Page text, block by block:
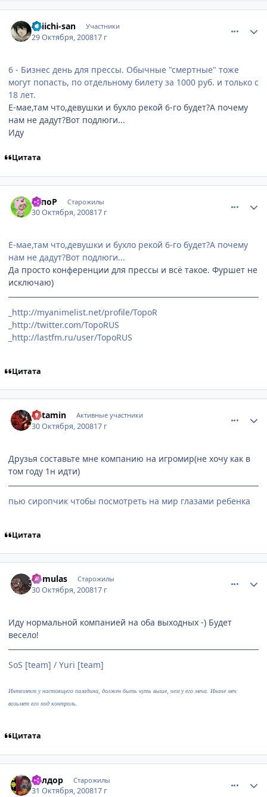
Keiichi-san Участники
29 Октября, 200817 г
6 - Бизнес день для прессы. Обычные "смертные" тоже
могут попасть, по отдельному билету за 1000 руб. и только с
18 лет.
Е-мае,там что,девушки и бухло рекой 6-го будет?А почему
нам не дадут?Вот подлюги...
Иду
Цитата
ТопоР Старожилы
30 Октября, 200817 г
Е-мае,там что,девушки и бухло рекой 6-го будет?А почему
нам не дадут?Вот подлюги...
Да просто конференции для прессы и всё такое. Фуршет не
исключаю)
_http://myanimelist.net/profile/TopoR
_http://twitter.com/TopoRUS
_http://lastfm.ru/user/TopoRUS
Цитата
Ketamin Активные участники
30 Октября, 200817 г
Друзья составьте мне компанию на игромир(не хочу как в
том году 1н идти)
пью сиропчик чтобы посмотреть на мир глазами ребенка
Цитата
Romulas Старожилы
30 Октября, 200817 г
Иду нормальной компанией на оба выходных -) Будет
весело!
SoS [team] / Yuri [team]
Интеллект у настоящего паладина, должен быть чуть выше, чем у его меча. Иначе меч
возьмет его под контроль.
Цитата
Гилдор Старожилы
31 Октября, 200817 г